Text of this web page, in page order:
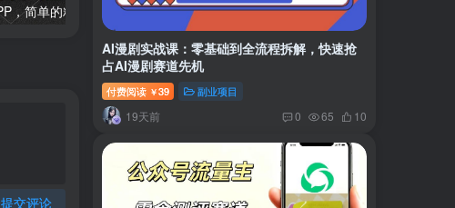
两款APP，简单的粘贴复制，两分钟八元钱，无限做，执行就有收入 2024最新风口项目 低密度蓝海赛道，日收益5000+周收益4w+…
提交评论
AI漫剧实战课：零基础到全流程拆解，快速抢
占AI漫剧赛道先机
付费阅读 ￥39 副业项目
19天前 0 65 10